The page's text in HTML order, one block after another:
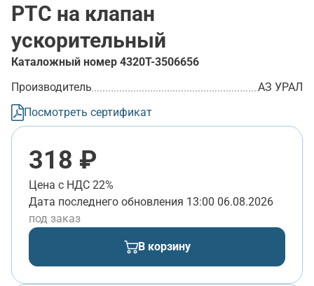
РТС на клапан
ускорительный
Каталожный номер 4320Т-3506656
Производитель
АЗ УРАЛ
Посмотреть сертификат
318 ₽
Цена с НДС 22%
Дата последнего обновления 13:00 06.08.2026
под заказ
В корзину